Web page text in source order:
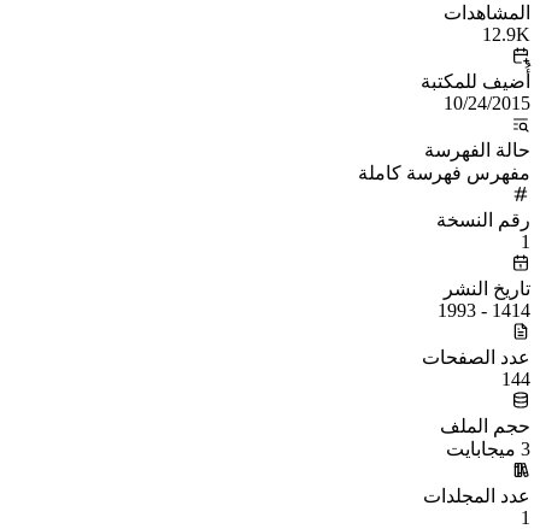
المشاهدات
12.9K
أُضيف للمكتبة
10/24/2015
حالة الفهرسة
مفهرس فهرسة كاملة
رقم النسخة
1
تاريخ النشر
1414 - 1993
عدد الصفحات
144
حجم الملف
3 ميجابايت
عدد المجلدات
1